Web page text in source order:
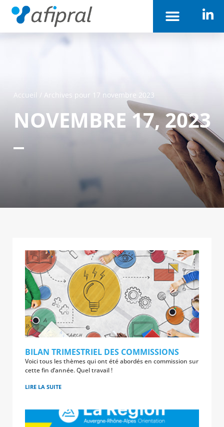
Accueil / Archives pour 17 novembre 2023
NOVEMBRE 17, 2023
BILAN TRIMESTRIEL DES COMMISSIONS
Voici tous les thèmes qui ont été abordés en commission sur
cette fin d’année. Quel travail !
LIRE LA SUITE